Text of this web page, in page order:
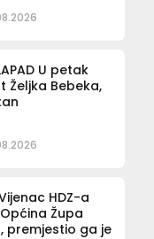
U petak
Željka Bebeka,
HDZ-a
Župa
premjestio ga je